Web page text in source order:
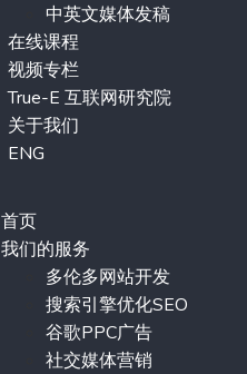
中英文媒体发稿
在线课程
视频专栏
True-E 互联网研究院
关于我们
ENG
首页
我们的服务
多伦多网站开发
搜索引擎优化SEO
谷歌PPC广告
社交媒体营销